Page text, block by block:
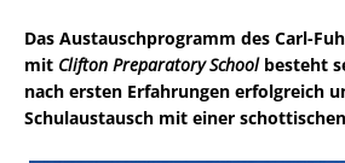
Das Austauschprogramm des Carl-
mit Clifton Preparatory Schoolbesteht
nach ersten Erfahrungen erfolgreich
Schulaustausch mit einer